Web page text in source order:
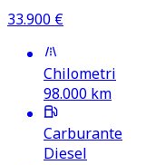
33.900 €
Chilometri
98.000 km
Carburante
Diesel